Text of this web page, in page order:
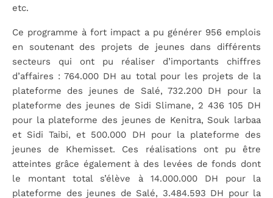
etc.
Ce programme à fort impact a pu générer 956 emplois
en soutenant des projets de jeunes dans différents
secteurs qui ont pu réaliser d’importants chiffres
d’affaires : 764.000 DH au total pour les projets de la
plateforme des jeunes de Salé, 732.200 DH pour la
plateforme des jeunes de Sidi Slimane, 2 436 105 DH
pour la plateforme des jeunes de Kenitra, Souk larbaa
et Sidi Taibi, et 500.000 DH pour la plateforme des
jeunes de Khemisset. Ces réalisations ont pu être
atteintes grâce également à des levées de fonds dont
le montant total s’élève à 14.000.000 DH pour la
plateforme des jeunes de Salé, 3.484.593 DH pour la